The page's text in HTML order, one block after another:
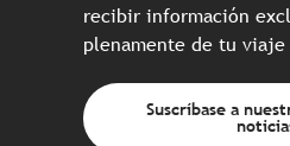
recibir información
plenamente de tu viaje
Suscríbase a